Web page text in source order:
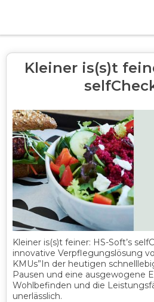
Kleiner is(s)t
Kleiner is(s)t feiner: HS-Soft’s
innovative Verpflegungslösung
KMUs”In der heutigen
Pausen und eine ausgewogene
Wohlbefinden und die
unerlässlich.